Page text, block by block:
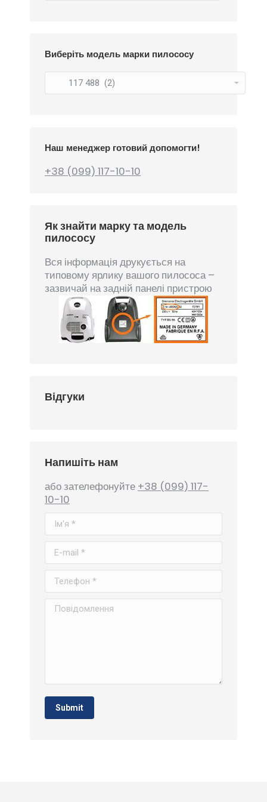
Виберіть модель марки пилососу
Наш менеджер готовий допомогти!
+38 (099) 117-10-10
Як знайти марку та модель
пилососу
Вся інформація друкується на
типовому ярлику вашого пилососа –
зазвичай на задній панелі пристрою
Відгуки
Напишіть нам
або зателефонуйте +38 (099) 117-
10-10
Ім'я *
E-mail *
Телефон *
Повідомлення
Submit